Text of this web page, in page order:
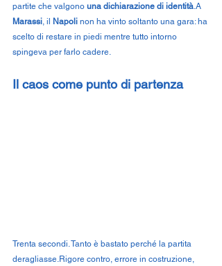
partite che valgono una dichiarazione di identità.A
Marassi, il Napoli non ha vinto soltanto una gara: ha
scelto di restare in piedi mentre tutto intorno
spingeva per farlo cadere.
Il caos come punto di partenza
Trenta secondi. Tanto è bastato perché la partita
deragliasse.Rigore contro, errore in costruzione,